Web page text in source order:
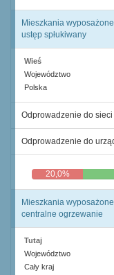
Mieszkania
ustęp spłukiwany
Wieś
Województwo
Polska
Odprowadzenie do sieci
Odprowadzenie do
20,0%
Mieszkania
centralne ogrzewanie
Tutaj
Województwo
Cały kraj